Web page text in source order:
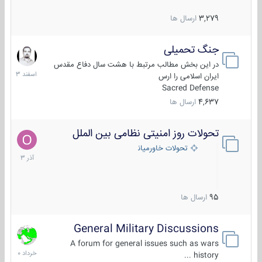
3,279 ارسال ها
جنگ تحمیلی
در این بخش مطالب مرتبط با هشت سال دفاع مقدس
ایران اسلامی را ارس
Sacred Defense
4,637 ارسال ها
20
اسفند
1403
تحولات روز امنیتی نظامی بین الملل
تحولات خاورمیانه
95 ارسال ها
21
آذر
1403
General Military Discussions
A forum for general issues such as wars
history ...
10
خرداد
1400